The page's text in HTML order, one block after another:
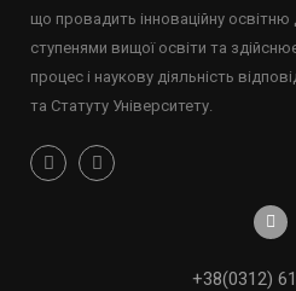
що провадить інноваційну освітню
ступенями вищої освіти та
процес і наукову діяльність
та Статуту Університету.
+38(0312)